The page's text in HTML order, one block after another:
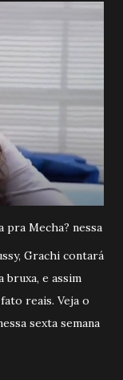
pra Mecha? nessa
Grachi contará
bruxa, e assim
reais. Veja o
sexta semana